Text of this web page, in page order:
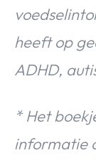
heeft op
ADHD,
* Het
informatie